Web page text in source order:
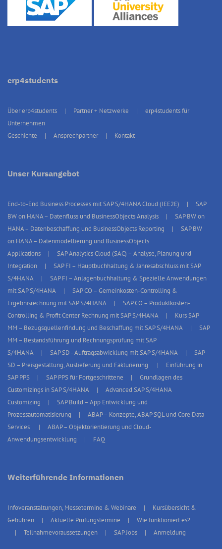
erp4students
Über erp4students Partner + Netzwerke
erp4students für
Unternehmen
Geschichte
Ansprechpartner Kontakt
Unser Kursangebot
End-to-End Business Processes mit SAP S/4HANA Cloud (IEE2E)
SAP
BW on HANA – Datenfluss und BusinessObjects Analysis
SAP BW on
HANA – Datenbeschaffung und BusinessObjects Reporting
SAP BW
on HANA – Datenmodellierung und BusinessObjects
Applications
SAP Analytics Cloud (SAC) – Analyse, Planung und
Integration
SAP FI – Hauptbuchhaltung & Jahresabschluss mit SAP
S/4HANA
SAP FI – Anlagenbuchhaltung & Spezielle Anwendungen
mit SAP S/4HANA
SAP CO – Gemeinkosten-Controlling &
Ergebnisrechnung mit SAP S/4HANA
SAP CO – Produktkosten-
Controlling & Profit Center Rechnung mit SAP S/4HANA
Kurs SAP
MM – Bezugsquellenfindung und Beschaffung mit SAP S/4HANA
SAP
MM – Bestandsführung und Rechnungsprüfung mit SAP
S/4HANA
SAP SD - Auftragsabwicklung mit SAP S/4HANA
SAP
SD – Preisgestaltung, Auslieferung und Fakturierung
Einführung in
SAP PPS
SAP PPS für Fortgeschrittene
Grundlagen des
Customizings in SAP S/4HANA
Advanced SAP S/4HANA
Customizing
SAP Build – App Entwicklung und
Prozessautomatisierung
ABAP – Konzepte, ABAP SQL und Core Data
Services
ABAP – Objektorientierung und Cloud-
Anwendungsentwicklung
FAQ
Weiterführende Informationen
Infoveranstaltungen, Messetermine & Webinare
Kursübersicht &
Gebühren
Aktuelle Prüfungstermine
Wie funktioniert es?
Teilnahmevoraussetzungen
SAP Jobs Anmeldung